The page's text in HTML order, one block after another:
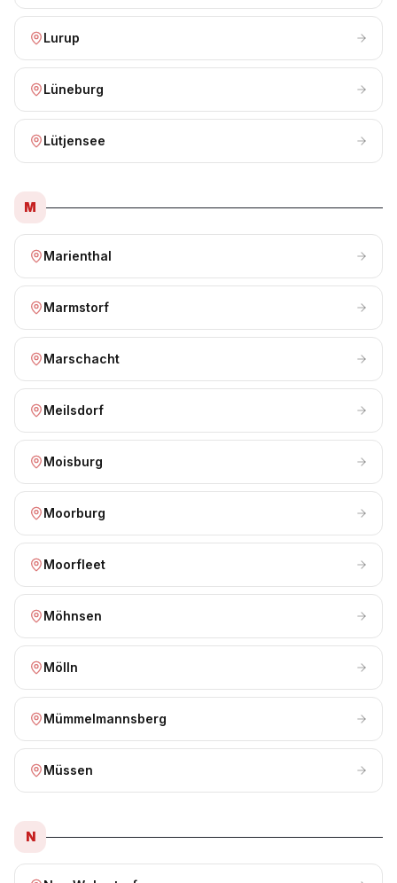
Lurup
Lüneburg
Lütjensee
M
Marienthal
Marmstorf
Marschacht
Meilsdorf
Moisburg
Moorburg
Moorfleet
Möhnsen
Mölln
Mümmelmannsberg
Müssen
N